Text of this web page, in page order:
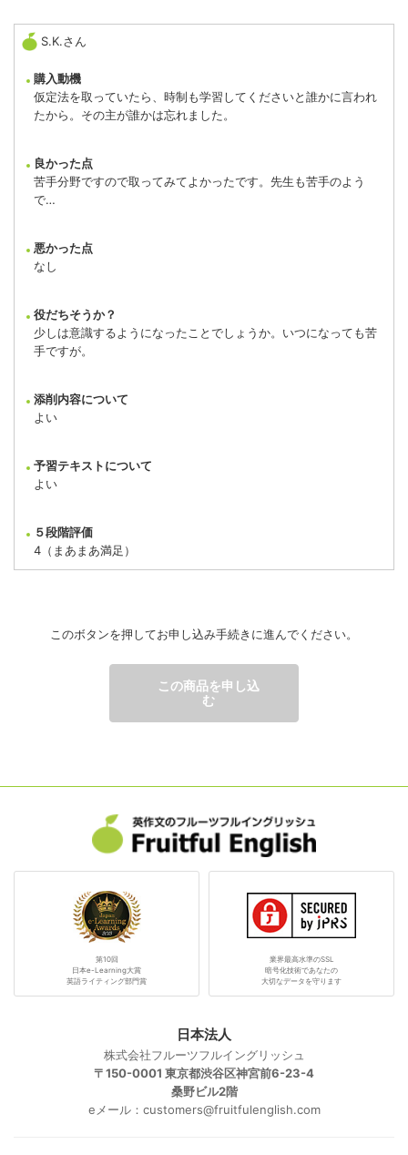
S.K.さん
購入動機
仮定法を取っていたら、時制も学習してくださいと誰かに言われ
たから。その主が誰かは忘れました。
良かった点
苦手分野ですので取ってみてよかったです。先生も苦手のよう
で…
悪かった点
なし
役だちそうか？
少しは意識するようになったことでしょうか。いつになっても苦
手ですが。
添削内容について
よい
予習テキストについて
よい
５段階評価
4（まあまあ満足）
解説だけでも十分なのですが、添削が本当に詳細で勉強になり、
毎回読むのが楽しみでした。
テキストがPDFなので探しているページを見つけるのに時間がか
かる点。かといって買うと余分な経費になる。
役だちそうか？
時制を使った表現への理解と運用が少し楽になったので、旅行な
添削内容について
とても詳細で返信も早かったので、提出や復習する時間を見つけ
るのが大変なぐらいでしたが、ある意味でうれしい悩みでした。
このボタンを押してお申し込み手続きに進んでください。
この商品を申し込
む
第10回
日本e-Learning大賞
英語ライティング部門賞
業界最高水準のSSL
暗号化技術であなたの
大切なデータを守ります
日本法人
株式会社フルーツフルイングリッシュ
〒150-0001 東京都渋谷区神宮前6-23-4
桑野ビル2階
eメール：customers@fruitfulenglish.com